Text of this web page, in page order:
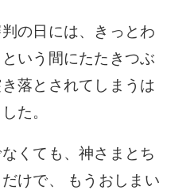
の日には、きっとわ
いう間にたたきつぶ
落とされてしまうは
た。
くても、神さまとち
けで、 もうおしまい